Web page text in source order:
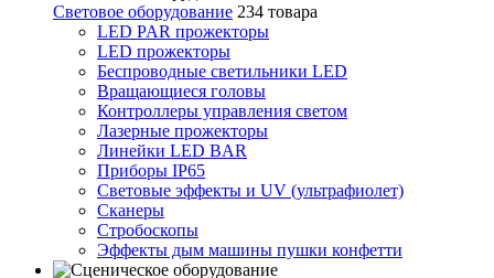
Световое оборудование 234 товара
LED PAR прожекторы
LED прожекторы
Беспроводные светильники LED
Вращающиеся головы
Контроллеры управления светом
Лазерные прожекторы
Линейки LED BAR
Приборы IP65
Световые эффекты и UV (ультрафиолет)
Сканеры
Стробоскопы
Эффекты дым машины пушки конфетти